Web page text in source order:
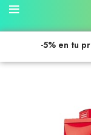
-5% en tu